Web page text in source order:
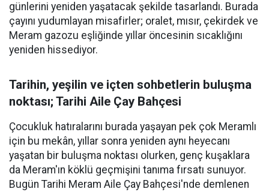
günlerini yeniden yaşatacak şekilde tasarlandı. Burada
çayını yudumlayan misafirler; oralet, mısır, çekirdek ve
Meram gazozu eşliğinde yıllar öncesinin sıcaklığını
yeniden hissediyor.
Tarihin, yeşilin ve içten sohbetlerin buluşma
noktası; Tarihi Aile Çay Bahçesi
Çocukluk hatıralarını burada yaşayan pek çok Meramlı
için bu mekân, yıllar sonra yeniden aynı heyecanı
yaşatan bir buluşma noktası olurken, genç kuşaklara
da Meram'ın köklü geçmişini tanıma fırsatı sunuyor.
Bugün Tarihi Meram Aile Çay Bahçesi'nde demlenen